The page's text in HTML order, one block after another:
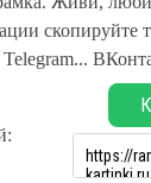
скопируйте